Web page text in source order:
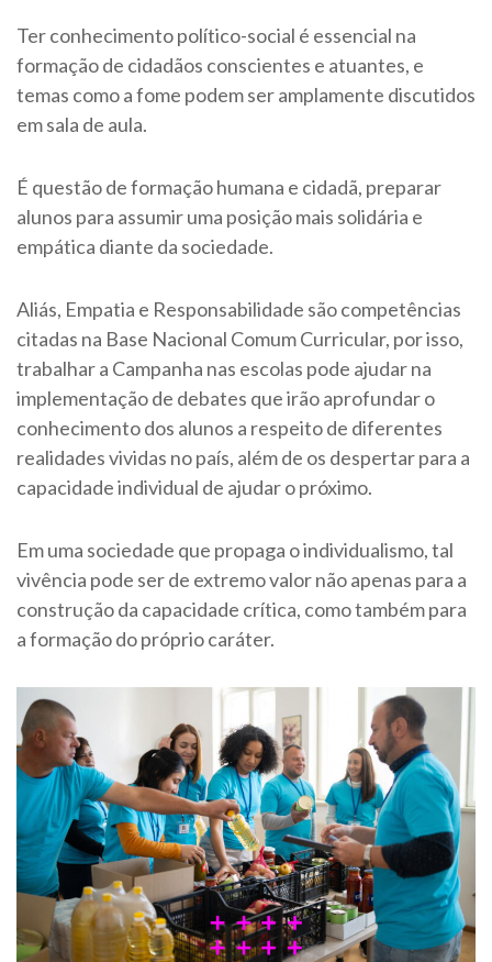
Ter conhecimento político-social é essencial na
formação de cidadãos conscientes e atuantes, e
temas como a fome podem ser amplamente discutidos
em sala de aula.
É questão de formação humana e cidadã, preparar
alunos para assumir uma posição mais solidária e
empática diante da sociedade.
Aliás, Empatia e Responsabilidade são competências
citadas na Base Nacional Comum Curricular, por isso,
trabalhar a Campanha nas escolas pode ajudar na
implementação de debates que irão aprofundar o
conhecimento dos alunos a respeito de diferentes
realidades vividas no país, além de os despertar para a
capacidade individual de ajudar o próximo.
Em uma sociedade que propaga o individualismo, tal
vivência pode ser de extremo valor não apenas para a
construção da capacidade crítica, como também para
a formação do próprio caráter.